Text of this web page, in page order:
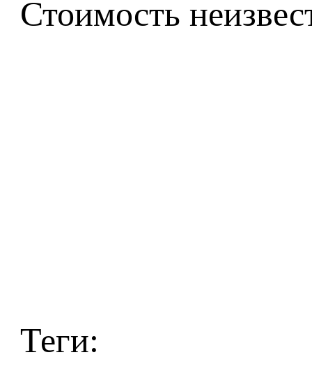
Стоимость
Теги: